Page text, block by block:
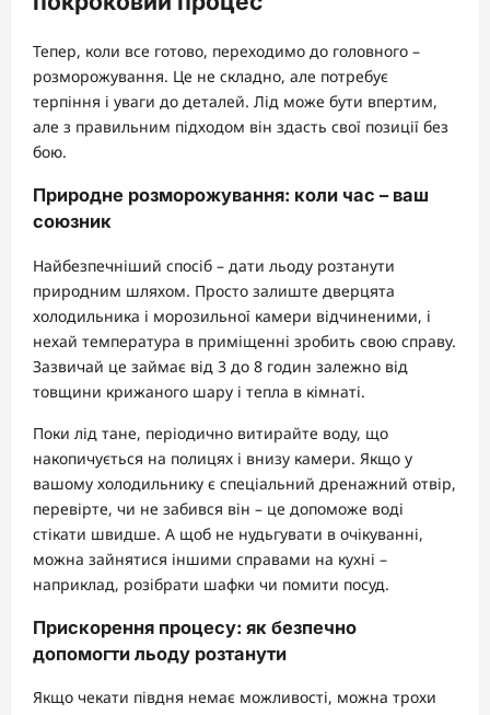
Тепер, коли все готово, переходимо до головного –
розморожування. Це не складно, але потребує
терпіння і уваги до деталей. Лід може бути впертим,
але з правильним підходом він здасть свої позиції без
бою.
Природне розморожування: коли час – ваш
союзник
Найбезпечніший спосіб – дати льоду розтанути
природним шляхом. Просто залиште дверцята
холодильника і морозильної камери відчиненими, і
нехай температура в приміщенні зробить свою справу.
Зазвичай це займає від 3 до 8 годин залежно від
товщини крижаного шару і тепла в кімнаті.
Поки лід тане, періодично витирайте воду, що
накопичується на полицях і внизу камери. Якщо у
вашому холодильнику є спеціальний дренажний отвір,
перевірте, чи не забився він – це допоможе воді
стікати швидше. А щоб не нудьгувати в очікуванні,
можна зайнятися іншими справами на кухні –
наприклад, розібрати шафки чи помити посуд.
Прискорення процесу: як безпечно
допомогти льоду розтанути
Якщо чекати півдня немає можливості, можна трохи